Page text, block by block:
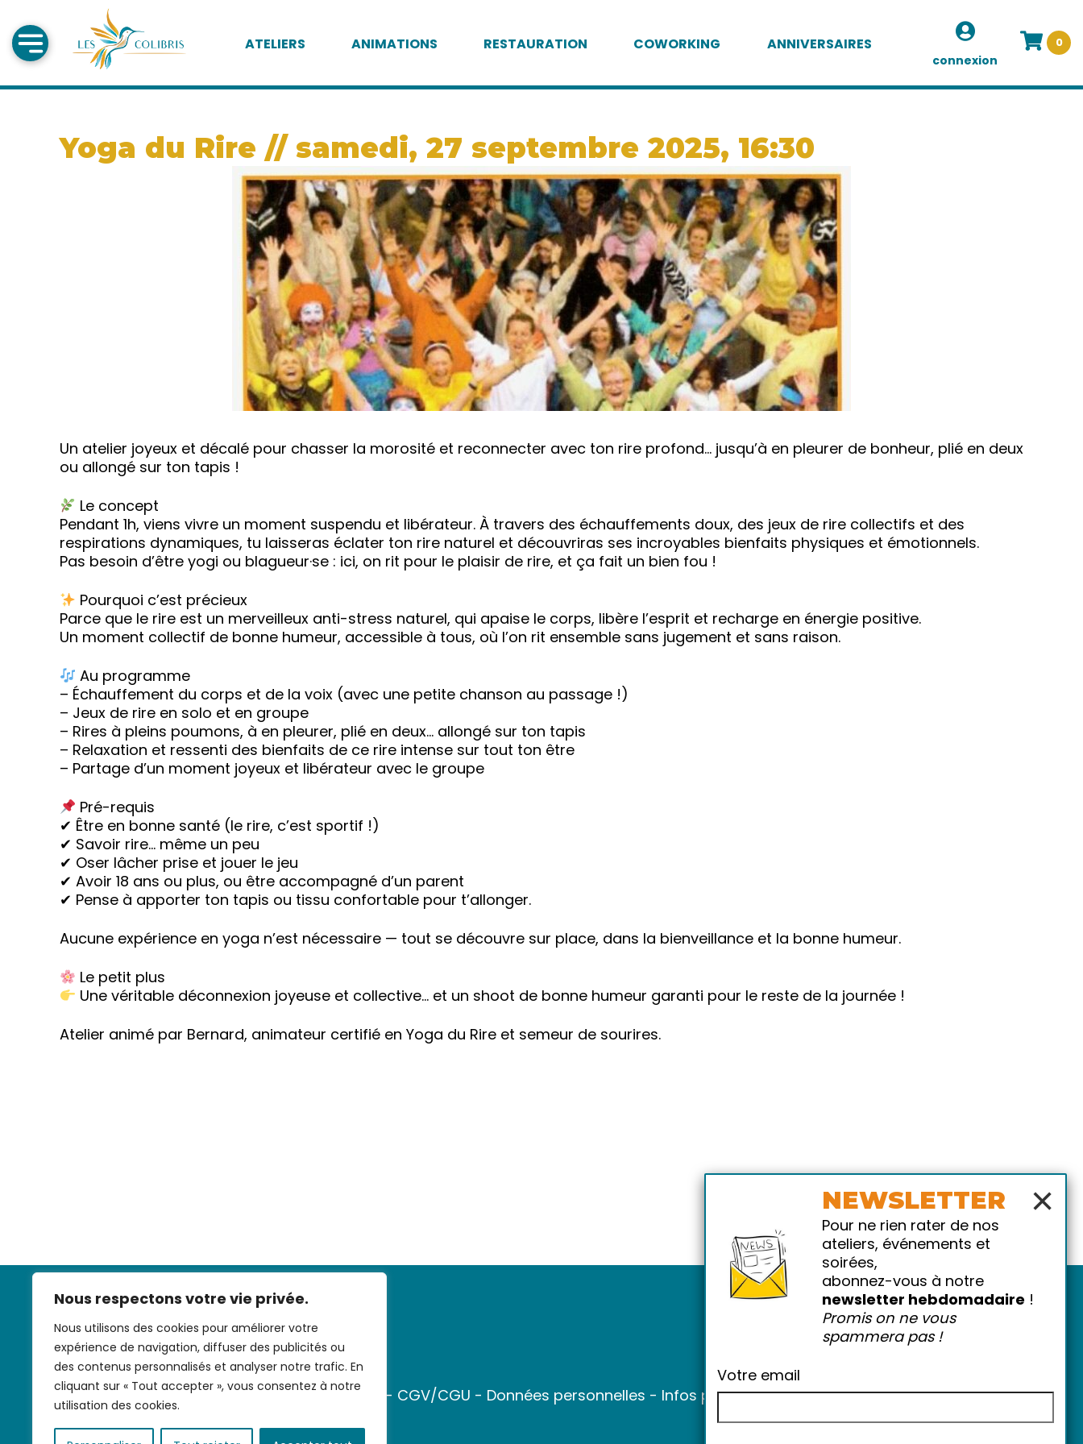
Nous respectons votre vie privée.
Nous utilisons des cookies pour améliorer votre
expérience de navigation, diffuser des publicités ou
des contenus personnalisés et analyser notre trafic. En
cliquant sur « Tout accepter », vous consentez à notre
utilisation des cookies.
ATELIERS ANIMATIONS RESTAURATION COWORKING ANNIVERSAIRES
connexion
0
Yoga du Rire // samedi, 27 septembre 2025, 16:30
Un atelier joyeux et décalé pour chasser la morosité et reconnecter avec ton rire profond… jusqu’à en pleurer de bonheur, plié en deux
ou allongé sur ton tapis !
Le concept
Pendant 1h, viens vivre un moment suspendu et libérateur. À travers des échauffements doux, des jeux de rire collectifs et des
respirations dynamiques, tu laisseras éclater ton rire naturel et découvriras ses incroyables bienfaits physiques et émotionnels.
Pas besoin d’être yogi ou blagueur·se : ici, on rit pour le plaisir de rire, et ça fait un bien fou !
Pourquoi c’est précieux
Parce que le rire est un merveilleux anti-stress naturel, qui apaise le corps, libère l’esprit et recharge en énergie positive.
Un moment collectif de bonne humeur, accessible à tous, où l’on rit ensemble sans jugement et sans raison.
Au programme
– Échauffement du corps et de la voix (avec une petite chanson au passage !)
– Jeux de rire en solo et en groupe
– Rires à pleins poumons, à en pleurer, plié en deux… allongé sur ton tapis
– Relaxation et ressenti des bienfaits de ce rire intense sur tout ton être
– Partage d’un moment joyeux et libérateur avec le groupe
Pré-requis
✔ Être en bonne santé (le rire, c’est sportif !)
✔ Savoir rire… même un peu
✔ Oser lâcher prise et jouer le jeu
✔ Avoir 18 ans ou plus, ou être accompagné d’un parent
✔ Pense à apporter ton tapis ou tissu confortable pour t’allonger.
Aucune expérience en yoga n’est nécessaire — tout se découvre sur place, dans la bienveillance et la bonne humeur.
Le petit plus
Une véritable déconnexion joyeuse et collective… et un shoot de bonne humeur garanti pour le reste de la journée !
Atelier animé par Bernard, animateur certifié en Yoga du Rire et semeur de sourires.
Nous contacter - CGV/CGU - Données personnelles - Infos pratiques-FAQ
×
NEWSLETTER
Pour ne rien rater de nos
ateliers, événements et
soirées,
abonnez-vous à notre
newsletter hebdomadaire !
Promis on ne vous
spammera pas !
Votre email